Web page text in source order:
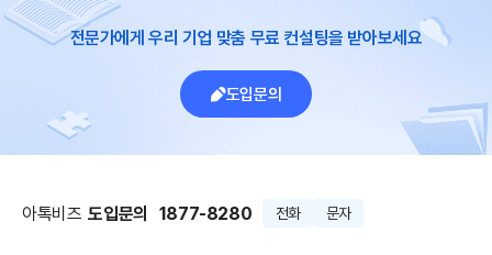
전문가에게 우리 기업 맞춤 무료 컨설팅을 받아보세요
도입문의
아톡비즈 도입문의 1877-8280 전화 문자